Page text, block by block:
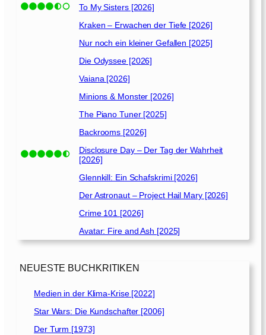
To My Sisters [2026]
Kraken – Erwachen der Tiefe [2026]
Nur noch ein kleiner Gefallen [2025]
Die Odyssee [2026]
Vaiana [2026]
Minions & Monster [2026]
The Piano Tuner [2025]
Backrooms [2026]
Disclosure Day – Der Tag der Wahrheit
[2026]
Glennkill: Ein Schafskrimi [2026]
Der Astronaut – Project Hail Mary [2026]
Crime 101 [2026]
Avatar: Fire and Ash [2025]
NEUESTE BUCHKRITIKEN
Medien in der Klima-Krise [2022]
Star Wars: Die Kundschafter [2006]
Der Turm [1973]